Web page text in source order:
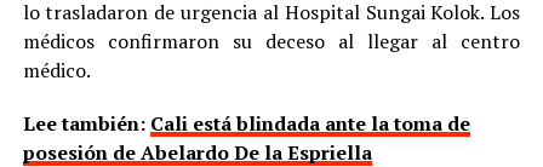
lo trasladaron de urgencia al Hospital Sungai Kolok. Los
médicos confirmaron su deceso al llegar al centro
médico.
Lee también: Cali está blindada ante la toma de
posesión de Abelardo De la Espriella